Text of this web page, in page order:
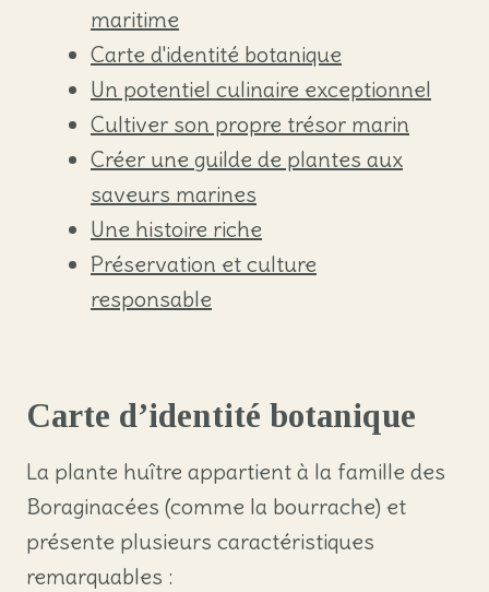
maritime
Carte d'identité botanique
Un potentiel culinaire exceptionnel
Cultiver son propre trésor marin
Créer une guilde de plantes aux
saveurs marines
Une histoire riche
Préservation et culture
responsable
Carte d’identité botanique
La plante huître appartient à la famille des
Boraginacées (comme la bourrache) et
présente plusieurs caractéristiques
remarquables :